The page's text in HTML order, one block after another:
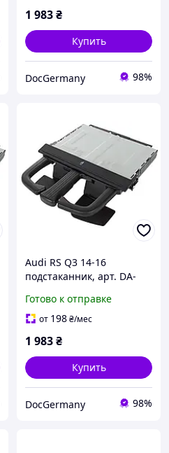
1 983₴
Купить
DocGermany 98%
Audi RS Q3 14-16
подстаканник, арт. DA-
Готово к отправке
от 198₴/мес
1 983₴
Купить
DocGermany 98%